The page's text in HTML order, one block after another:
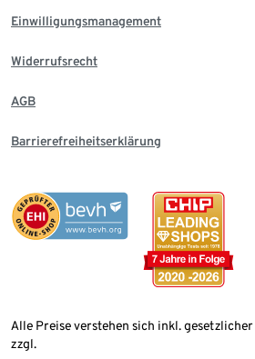
Einwilligungsmanagement
Widerrufsrecht
AGB
Barrierefreiheitserklärung
Alle Preise verstehen sich inkl.
zzgl.